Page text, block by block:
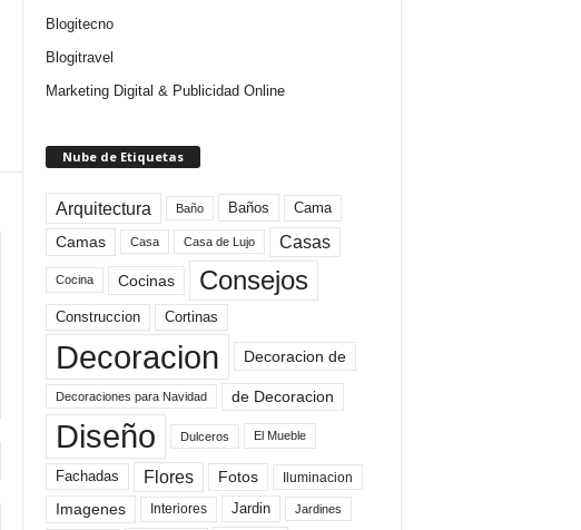
Blogitecno
Blogitravel
Marketing Digital & Publicidad Online
Nube de Etiquetas
Arquitectura Baño Baños Cama
Camas Casa Casa de Lujo Casas
Cocina Cocinas Consejos
Construccion Cortinas
Decoracion Decoracion de
Decoraciones para Navidad de Decoracion
Diseño Dulceros El Mueble
Fachadas Flores Fotos Iluminacion
Imagenes Interiores Jardin Jardines